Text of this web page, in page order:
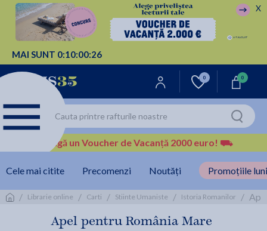
MAI SUNT 0:10:00:26
X
0 0
Câștigă un Voucher de Vacanță 2000 euro! ⛟
Cele mai citite Precomenzi Noutăți Promoțiile
/ Librarie online / Carti / Stiinte Umaniste / Istoria Romanilor /
Apel pentru România Mare